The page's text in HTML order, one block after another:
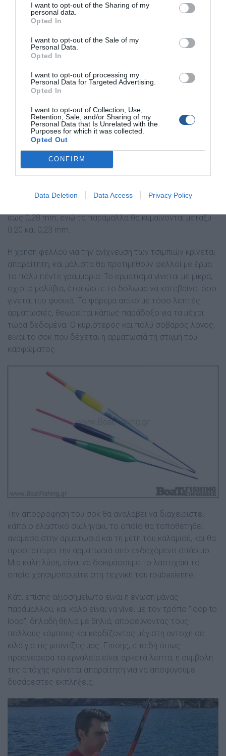
I want to opt-out of the Sharing of my
personal data.
Opted In
I want to opt-out of the Sale of my
Personal Data.
Opted In
I want to opt-out of processing my
Personal Data for Targeted Advertising.
Opted In
I want to opt-out of Collection, Use,
Retention, Sale, and/or Sharing of my
Personal Data that Is Unrelated with the
Purposes for which it was collected.
Opted Out
CONFIRM
Data Deletion Data Access Privacy Policy
Αρµατωσιά
Η αρµατωσιά που θα πλαισιώσει το καλάµι µας πρέπει να
είναι αρκετά λεπτή και συνάµα διακριτική. Έτσι, θα γίνει
τεχνικές, αφού οι πετονιές που θα χρησιµοποιήσουµε για
έως 0,28 mm, ενώ τα παράµαλλα θα κυµαίνονται µεταξύ
0,20 και 0,23 mm.
Η χρήση φελλού για την ανίχνευση των τσιµπιών κρίνεται
απαραίτητη, και µάλιστα θα προτιµηθούν φελλοί µε έρµα
το πολύ πέντε γραµµάρια. Το ερµάτισµα γίνεται µε µικρά,
σχιστά µολύβια, έτσι ώστε το δόλωµα να κατεβαίνει όσο
γίνεται πιο φυσικά. Το ψάρεµα απίκο µε τόσο λεπτές
αρµατωσιές, θεωρείται κάπως παράδοξο για τα µέχρι
τώρα δεδοµένα. Ο κυριότερος και πολύ σοβαρός λόγος,
είναι το σοκ που δέχεται η αρµατωσιά τη στιγµή του
καρφώµατος.
Την απορρόφηση του σοκ θα αναλάβει να διαχειριστεί
κάποιο ελαστικό σωληνάκι, το οποίο θα τοποθετηθεί
ανάµεσα στην αρµατωσιά και τη µύτη του καλαµιού, και θα
προστατέψει την αρµατωσιά από ενδεχόµενο σπάσιµο.
Μια καλή λύση, είναι να δοκιµάσουµε το λαστιχάκι το
οποίο χρησιµοποιείτε στη τεχνική του roubasienne.
Κάτι επίσης αξιοσηµείωτο είναι η ένωση µάνας-
παράµαλλου, και καλό είναι να γίνει µε τον τρόπο “loop to
loop”, δηλαδή θηλιά µε θηλιά, αποφεύγοντας τους
πολλούς κόµπους και κερδίζοντας µέγιστη αντοχή σε
κιλά για τις µισινέζες µας. Επίσης, επειδή όπως
προανέφερα τα εργαλεία είναι αρκετά λεπτά, η συµβολή
της απόχης κρίνεται απαραίτητη για να αποφύγουµε
δυσάρεστες εκπλήξεις.